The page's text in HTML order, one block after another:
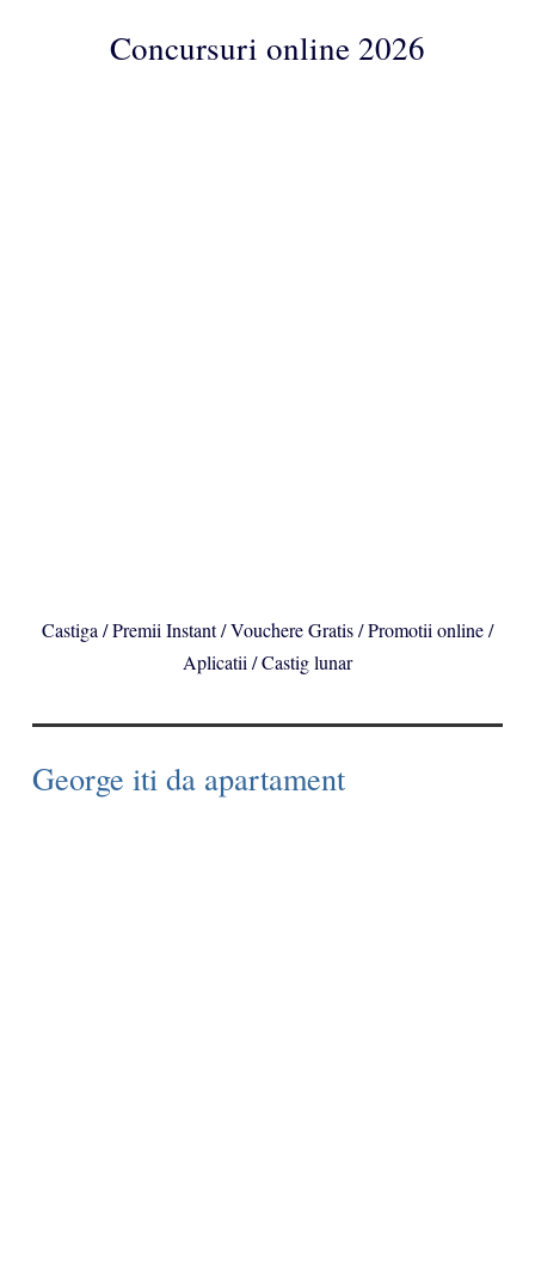
ConcursuriConcursuri online 2026
Castiga / Premii Instant / Vouchere Gratis / Promotii online /
Aplicatii / Castig lunar
George iti da apartament